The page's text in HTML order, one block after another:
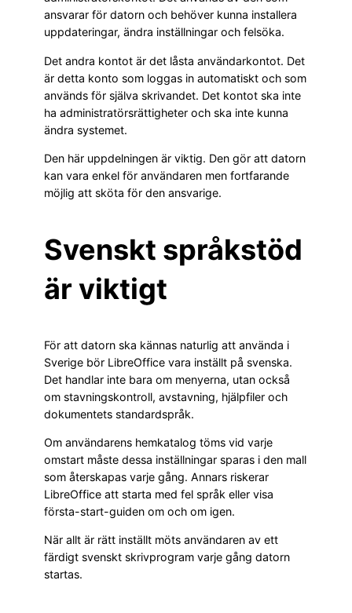
ansvarar för datorn och behöver kunna installera
uppdateringar, ändra inställningar och felsöka.
Det andra kontot är det låsta användarkontot. Det
är detta konto som loggas in automatiskt och som
används för själva skrivandet. Det kontot ska inte
ha administratörsrättigheter och ska inte kunna
ändra systemet.
Den här uppdelningen är viktig. Den gör att datorn
kan vara enkel för användaren men fortfarande
möjlig att sköta för den ansvarige.
Svenskt språkstöd
är viktigt
För att datorn ska kännas naturlig att använda i
Sverige bör LibreOffice vara inställt på svenska.
Det handlar inte bara om menyerna, utan också
om stavningskontroll, avstavning, hjälpfiler och
dokumentets standardspråk.
Om användarens hemkatalog töms vid varje
omstart måste dessa inställningar sparas i den mall
som återskapas varje gång. Annars riskerar
LibreOffice att starta med fel språk eller visa
första-start-guiden om och om igen.
När allt är rätt inställt möts användaren av ett
färdigt svenskt skrivprogram varje gång datorn
startas.